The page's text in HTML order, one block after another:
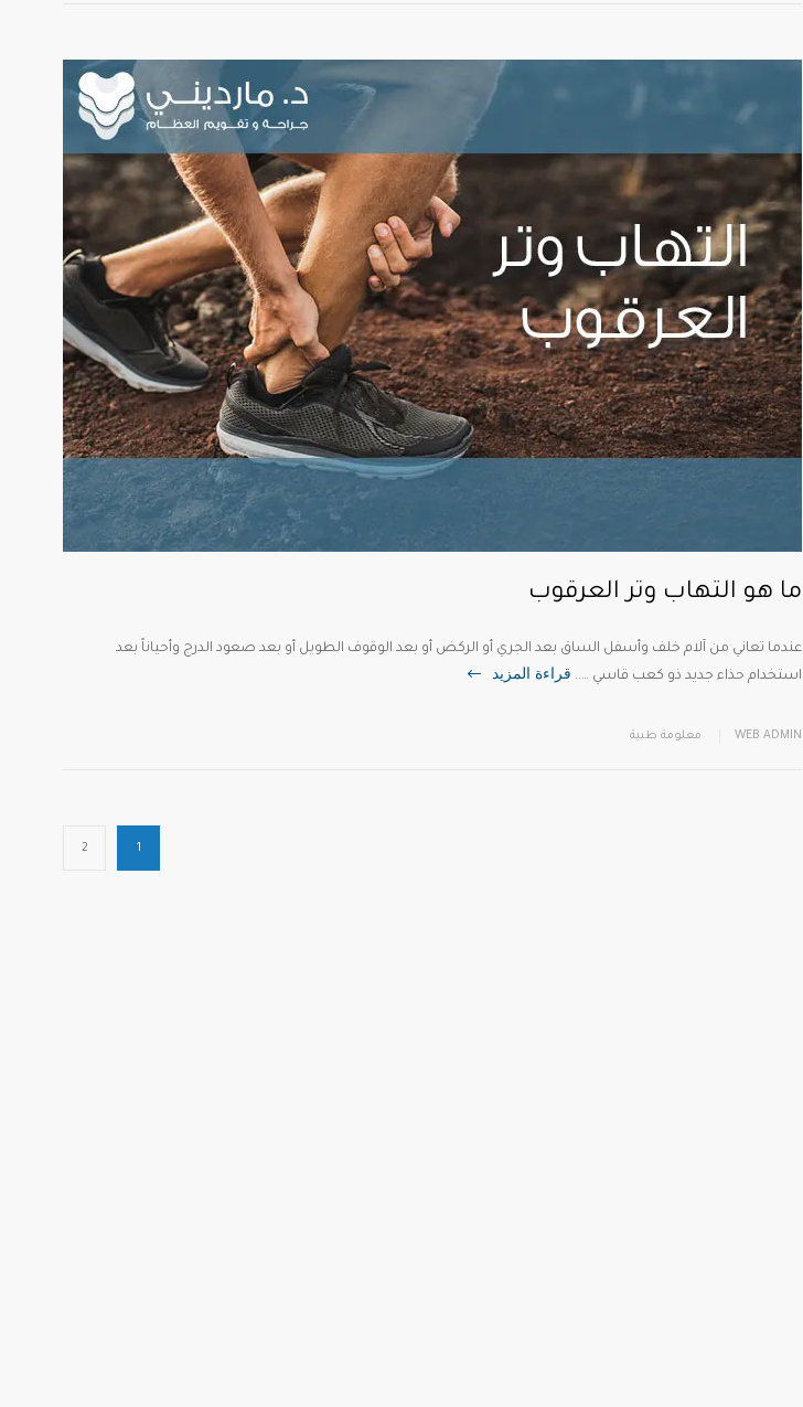
ما هو التهاب وتر العرقوب
عندما تعاني من آلام خلف وأسفل الساق بعد الجري أو الركض أو بعد الوقوف الطويل أو بعد صعود الدرج وأحياناً بعد
استخدام حذاء جديد ذو كعب قاسي ….. قراءة المزيد
WEB ADMIN معلومة طبية
1
2